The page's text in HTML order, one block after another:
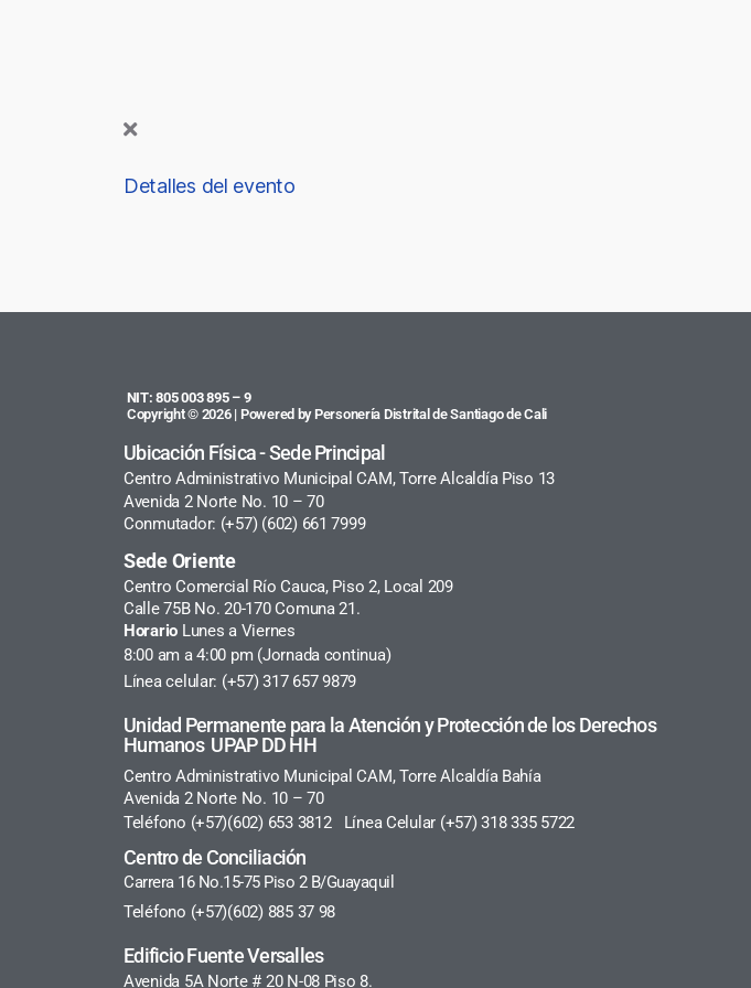
Detalles del evento
NIT: 805 003 895 – 9
Copyright © 2026 | Powered by Personería Distrital de Santiago de Cali
Ubicación Física - Sede Principal
Centro Administrativo Municipal CAM, Torre Alcaldía Piso 13
Avenida 2 Norte No. 10 – 70
Conmutador: (+57) (602) 661 7999
Sede Oriente
Centro Comercial Río Cauca, Piso 2, Local 209
Calle 75B No. 20-170 Comuna 21.
Horario Lunes a Viernes
8:00 am a 4:00 pm (Jornada continua)
Línea celular: (+57) 317 657 9879
Unidad Permanente para la Atención y Protección de los Derechos
Humanos UPAP DD HH
Centro Administrativo Municipal CAM, Torre Alcaldía Bahía
Avenida 2 Norte No. 10 – 70
Teléfono (+57)(602) 653 3812 Línea Celular (+57) 318 335 5722
Centro de Conciliación
Carrera 16 No.15-75 Piso 2 B/Guayaquil
Teléfono (+57)(602) 885 37 98
Edificio Fuente Versalles
Avenida 5A Norte # 20 N-08 Piso 8.